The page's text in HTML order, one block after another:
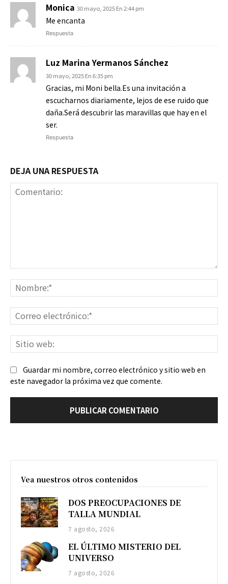
Monica 30 mayo, 2025 En 2:44 pm
Me encanta
Respuesta
Luz Marina Yermanos Sánchez
30 mayo, 2025 En 6:35 pm
Gracias, mi Moni bella.Es una invitación a
escucharnos diariamente, lejos de ese ruido que
daña.Será descubrir las maravillas que hay en el
ser.
Respuesta
DEJA UNA RESPUESTA
Guardar mi nombre, correo electrónico y sitio web en
este navegador la próxima vez que comente.
Vea nuestros otros contenidos
DOS PREOCUPACIONES DE
TALLA MUNDIAL
7 agosto, 2026
EL ÚLTIMO MISTERIO DEL
UNIVERSO
7 agosto, 2026